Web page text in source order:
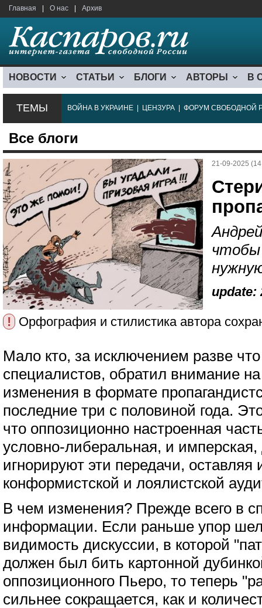
Главная О нас Архив
НОВОСТИ СТАТЬИ БЛОГИ АВТОРЫ В
ТЕМЫ ВОЙНА В УКРАИНЕ ЦЕНЗУРА ФОРУМ СВОБОДНОЙ
Все блоги
21-09-2025
чтобы
update:
! Орфография и стилистика автора
Мало кто, за исключением разве что
специалистов, обратил внимание
изменения в формате
последние три с половиной года.
что оппозиционно настроенная
условно-либеральная, и имперская,
игнорируют эти передачи,
конформистской и лоялистской
В чем изменения? Прежде всего в
информации. Если раньше упор
видимость дискуссии, в которой
должен был бить картонной
оппозиционного Пьеро, то теперь
сильнее сокращается, как и